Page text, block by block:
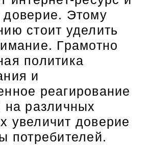
Этому
стоит уделить
Грамотно
политика
и
реагирование
на различных
увеличит доверие
потребителей.